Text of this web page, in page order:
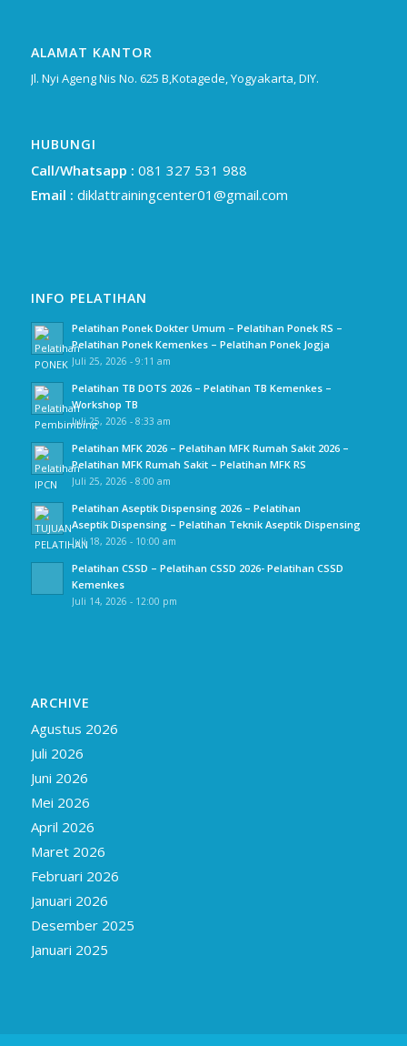
ALAMAT KANTOR
Jl. Nyi Ageng Nis No. 625 B,Kotagede, Yogyakarta, DIY.
HUBUNGI
Call/Whatsapp : 081 327 531 988
Email : diklattrainingcenter01@gmail.com
INFO PELATIHAN
Pelatihan Ponek Dokter Umum – Pelatihan Ponek RS –
Pelatihan Ponek Kemenkes – Pelatihan Ponek Jogja
Juli 25, 2026 - 9:11 am
Pelatihan TB DOTS 2026 – Pelatihan TB Kemenkes –
Workshop TB
Juli 25, 2026 - 8:33 am
Pelatihan MFK 2026 – Pelatihan MFK Rumah Sakit 2026 –
Pelatihan MFK Rumah Sakit – Pelatihan MFK RS
Juli 25, 2026 - 8:00 am
Pelatihan Aseptik Dispensing 2026 – Pelatihan
Aseptik Dispensing – Pelatihan Teknik Aseptik Dispensing
Juli 18, 2026 - 10:00 am
Pelatihan CSSD – Pelatihan CSSD 2026- Pelatihan CSSD
Kemenkes
Juli 14, 2026 - 12:00 pm
ARCHIVE
Agustus 2026
Juli 2026
Juni 2026
Mei 2026
April 2026
Maret 2026
Februari 2026
Januari 2026
Desember 2025
Januari 2025